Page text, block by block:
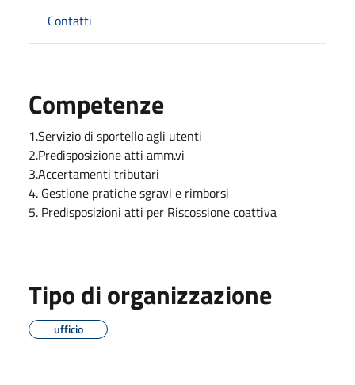
Contatti
Competenze
1.Servizio di sportello agli utenti
2.Predisposizione atti amm.vi
3.Accertamenti tributari
4. Gestione pratiche sgravi e rimborsi
5. Predisposizioni atti per Riscossione coattiva
Tipo di organizzazione
ufficio